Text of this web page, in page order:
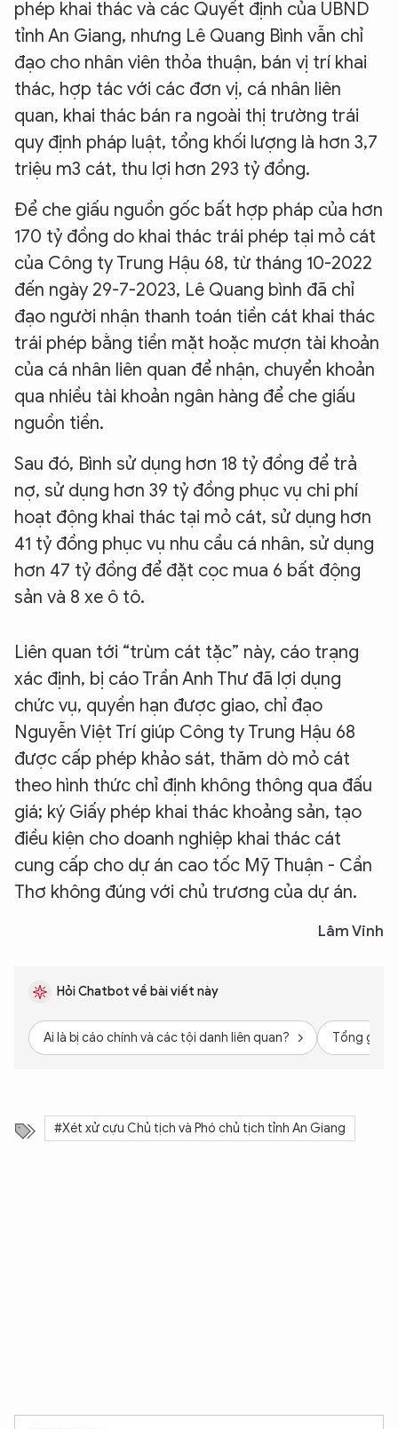
phép khai thác và các Quyết định của UBND
tỉnh An Giang, nhưng Lê Quang Bình vẫn chỉ
đạo cho nhân viên thỏa thuận, bán vị trí khai
thác, hợp tác với các đơn vị, cá nhân liên
quan, khai thác bán ra ngoài thị trường trái
quy định pháp luật, tổng khối lượng là hơn 3,7
triệu m3 cát, thu lợi hơn 293 tỷ đồng.
Để che giấu nguồn gốc bất hợp pháp của hơn
170 tỷ đồng do khai thác trái phép tại mỏ cát
của Công ty Trung Hậu 68, từ tháng 10-2022
đến ngày 29-7-2023, Lê Quang bình đã chỉ
đạo người nhận thanh toán tiền cát khai thác
trái phép bằng tiền mặt hoặc mượn tài khoản
của cá nhân liên quan để nhận, chuyển khoản
qua nhiều tài khoản ngân hàng để che giấu
nguồn tiền.
Sau đó, Bình sử dụng hơn 18 tỷ đồng để trả
nợ, sử dụng hơn 39 tỷ đồng phục vụ chi phí
hoạt động khai thác tại mỏ cát, sử dụng hơn
41 tỷ đồng phục vụ nhu cầu cá nhân, sử dụng
hơn 47 tỷ đồng để đặt cọc mua 6 bất động
sản và 8 xe ô tô.
Liên quan tới “trùm cát tặc” này, cáo trạng
xác định, bị cáo Trần Anh Thư đã lợi dụng
chức vụ, quyền hạn được giao, chỉ đạo
Nguyễn Việt Trí giúp Công ty Trung Hậu 68
được cấp phép khảo sát, thăm dò mỏ cát
theo hình thức chỉ định không thông qua đấu
giá; ký Giấy phép khai thác khoảng sản, tạo
điều kiện cho doanh nghiệp khai thác cát
cung cấp cho dự án cao tốc Mỹ Thuận - Cần
Thơ không đúng với chủ trương của dự án.
Lâm Vinh
Hỏi Chatbot về bài viết này
Ai là bị cáo chính và các tội danh liên quan? Tổng giá
#Xét xử cựu Chủ tịch và Phó chủ tịch tỉnh An Giang